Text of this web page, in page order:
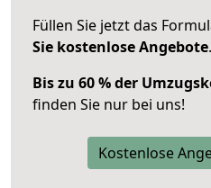
Füllen Sie jetzt das
Sie kostenlose Angebote.
Bis zu 60 % der
finden Sie nur bei uns!
Kostenlose